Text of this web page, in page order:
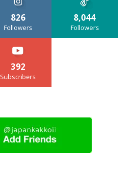
826
Followers
8,044
Followers
392
Subscribers